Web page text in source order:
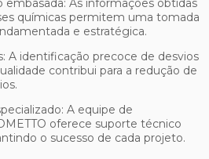
químicas permitem uma tomada
e estratégica.
contribui para a redução de
oferece suporte técnico
o sucesso de cada projeto.